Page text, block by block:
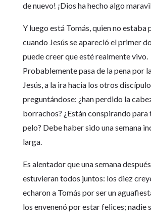
de nuevo! ¡Dios ha hecho algo
Y luego está Tomás, quien no estaba
cuando Jesús se apareció el primer
puede creer que esté realmente vivo.
Probablemente pasa de la pena por
Jesús, a la ira hacia los otros
preguntándose: ¿han perdido la
borrachos? ¿Están conspirando para
pelo? Debe haber sido una semana
larga.
Es alentador que una semana
estuvieran todos juntos: los diez
echaron a Tomás por ser un
los envenenó por estar felices; nadie